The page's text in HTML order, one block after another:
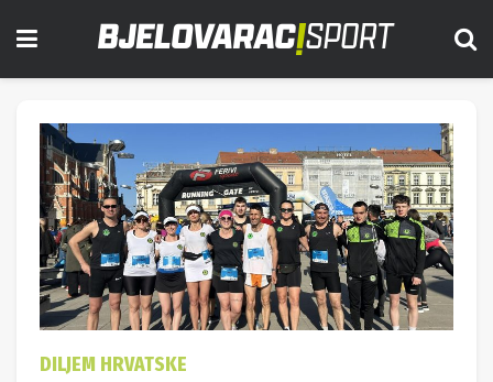
DILJEM HRVATSKE